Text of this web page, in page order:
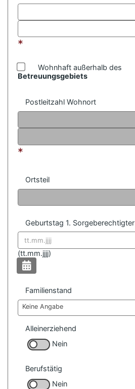
*
Wohnhaft außerhalb des
Betreuungsgebiets
Postleitzahl Wohnort
*
Ortsteil
Geburtstag 1. Sorgeberechtigter
(Datum format:
tt.mm.jjjj)
Familienstand
Keine Angabe
Alleinerziehend
Nein
Berufstätig
Nein